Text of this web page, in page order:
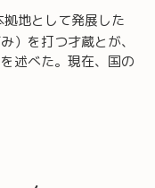
地として発展した
）を打つ才蔵とが、
述べた。現在、国の